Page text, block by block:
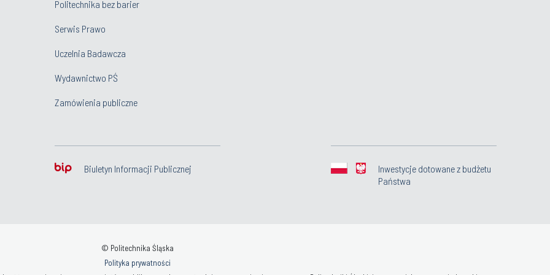
Politechnika bez barier
Serwis Prawo
Uczelnia Badawcza
Wydawnictwo PŚ
Zamówienia publiczne
Biuletyn Informacji Publicznej
Inwestycje dotowane z budżetu
Państwa
© Politechnika Śląska
Polityka prywatności